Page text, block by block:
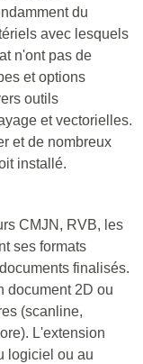
du
avec lesquels
n'ont pas de
et options
outils
et vectorielles.
et de nombreux
installé.
CMJN, RVB, les
ses formats
finalisés.
document 2D ou
(scanline,
L'extension
logiciel ou au